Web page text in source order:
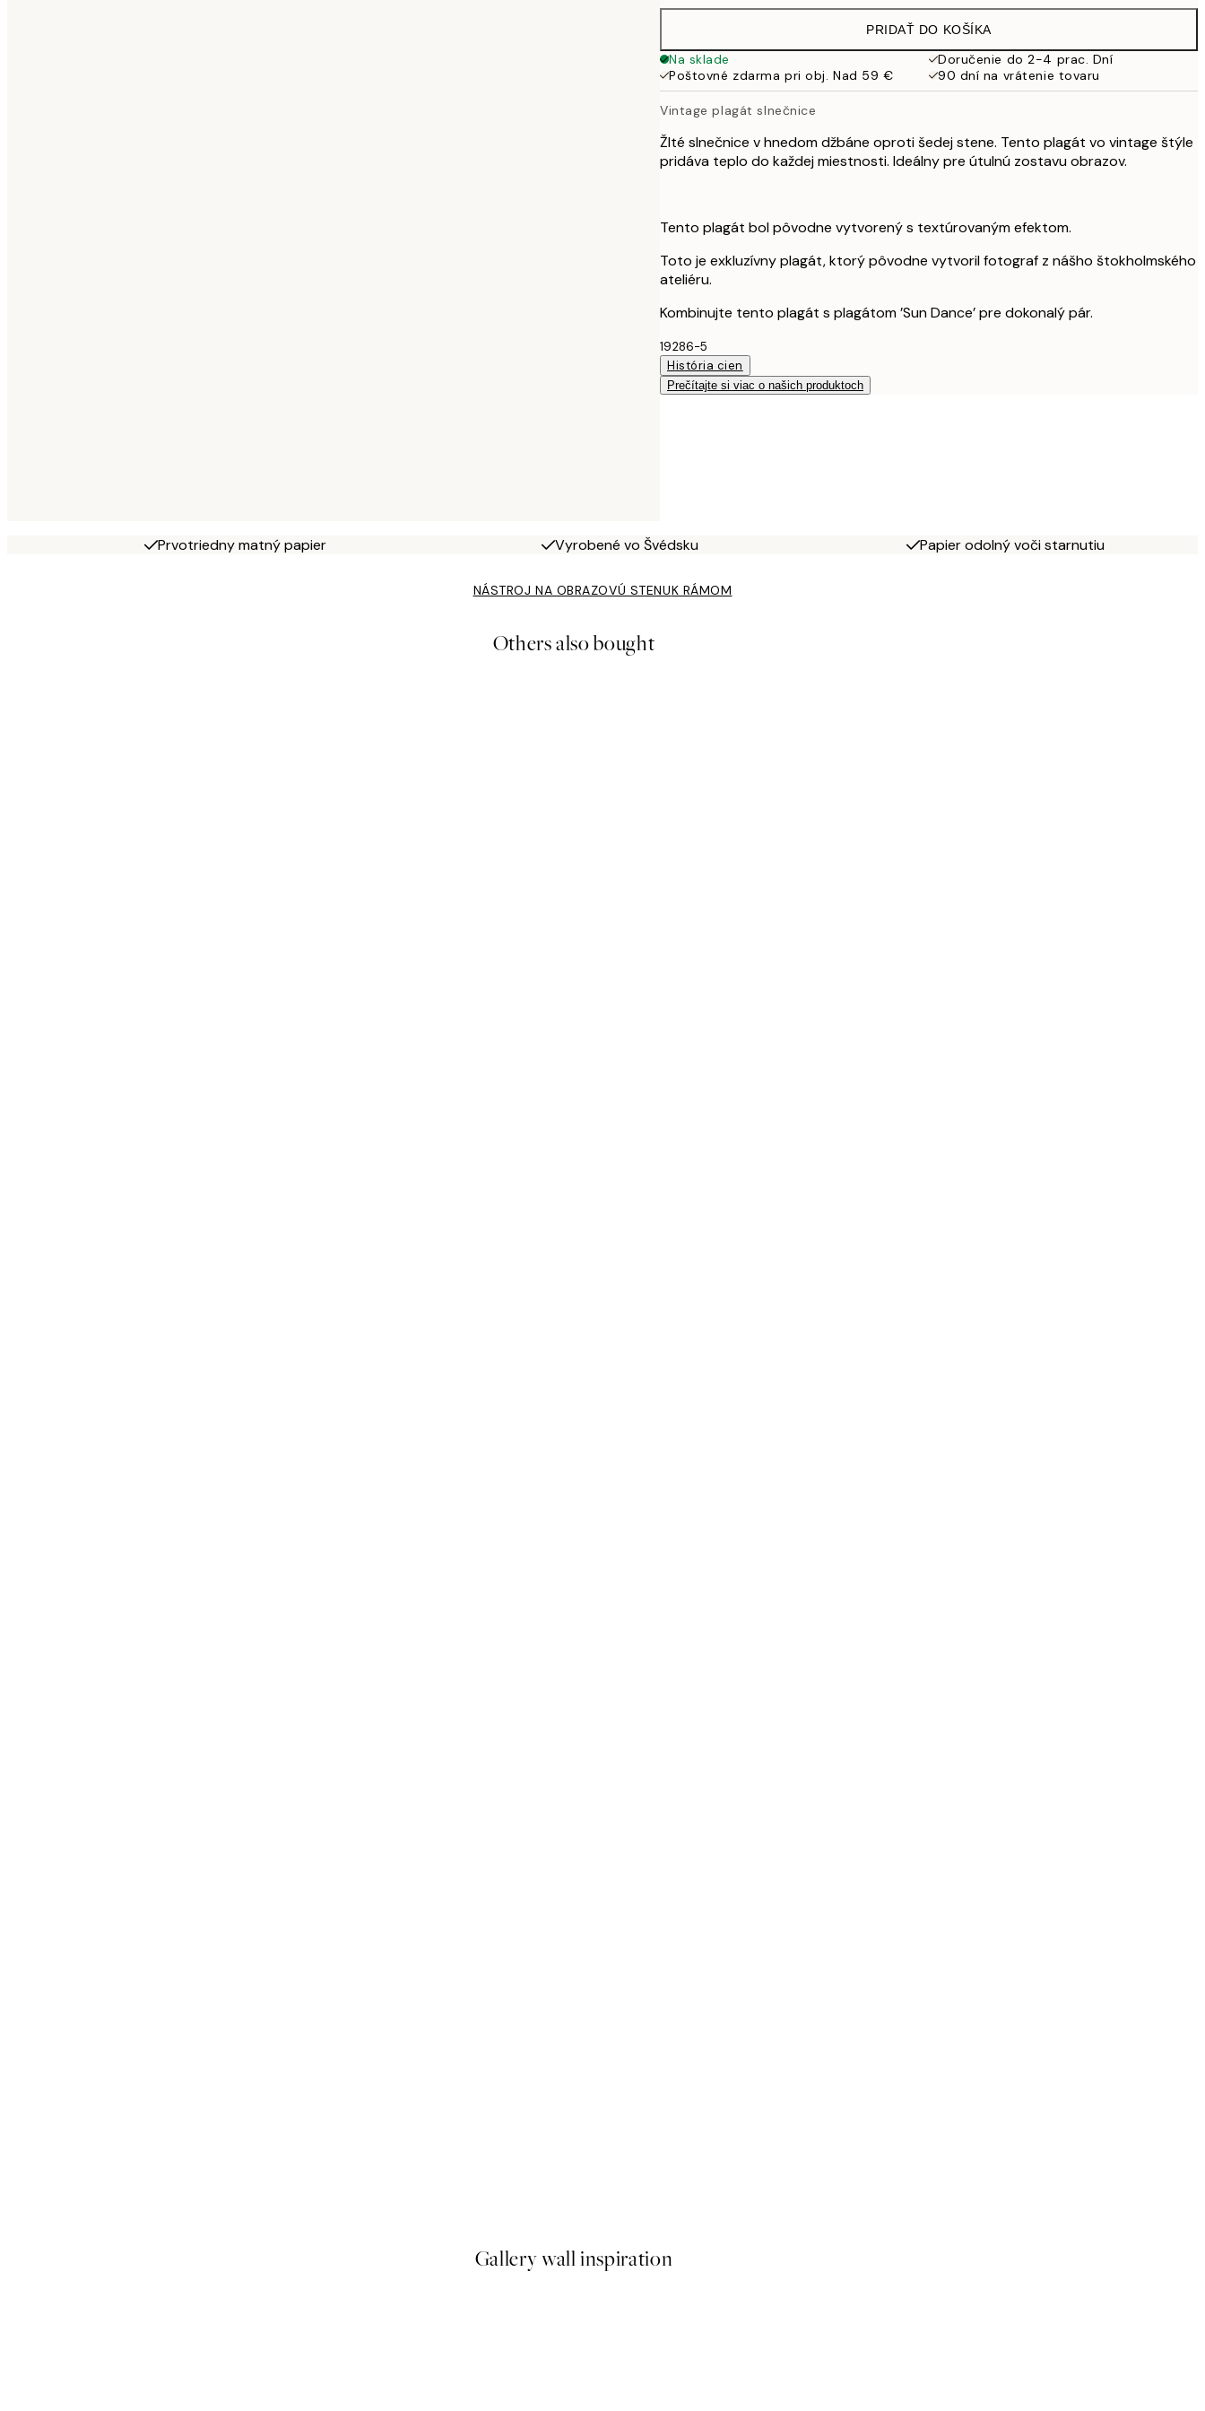
32,45 €
PRIDAŤ DO KOŠÍKA
Na sklade
Doručenie do 2-4 prac. Dní
Poštovné zdarma pri obj. Nad 59 €
90 dní na vrátenie tovaru
Vintage plagát slnečnice
Žlté slnečnice v hnedom džbáne oproti šedej stene. Tento plagát vo vintage štýle
pridáva teplo do každej miestnosti. Ideálny pre útulnú zostavu obrazov.
Tento plagát bol pôvodne vytvorený s textúrovaným efektom.
Toto je exkluzívny plagát, ktorý pôvodne vytvoril fotograf z nášho štokholmského
ateliéru.
Kombinujte tento plagát s plagátom ’Sun Dance’ pre dokonalý pár.
19286-5
História cien
Prečítajte si viac o našich produktoch
Prvotriedny matný papier Vyrobené vo Švédsku Papier odolný voči starnutiu
NÁSTROJ NA OBRAZOVÚ STENUK RÁMOM
Others also bought
Gallery wall inspiration